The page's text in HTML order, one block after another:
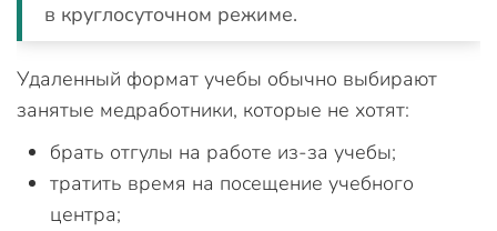
в круглосуточном режиме.
Удаленный формат учебы обычно выбирают
занятые медработники, которые не хотят:
брать отгулы на работе из-за учебы;
тратить время на посещение учебного
центра;